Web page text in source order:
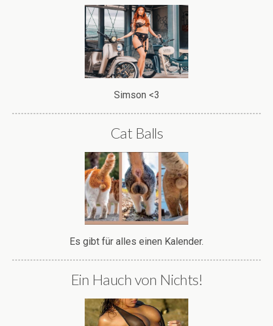
Simson <3
Cat Balls
Es gibt für alles einen Kalender.
Ein Hauch von Nichts!